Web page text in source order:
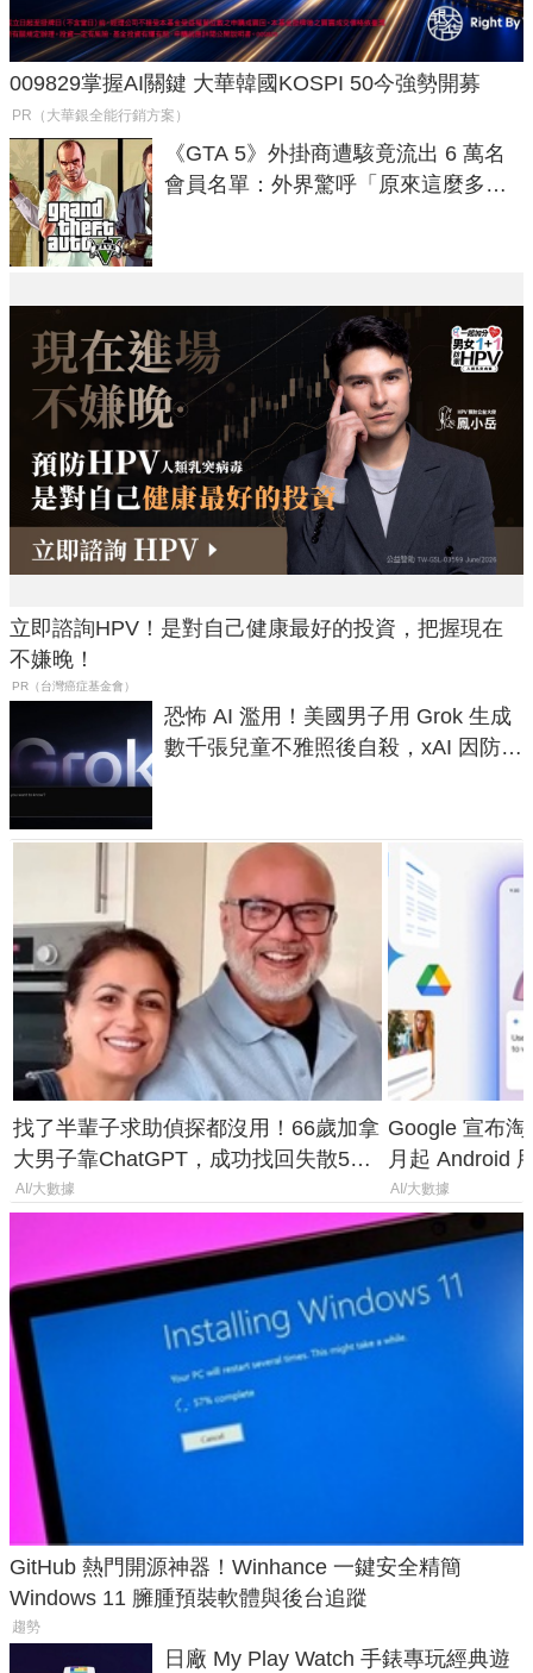
009829掌握AI關鍵 大華韓國KOSPI 50今強勢開募
PR（大華銀全能行銷方案）
《GTA 5》外掛商遭駭竟流出 6 萬名
會員名單：外界驚呼「原來這麼多人
立即諮詢HPV！是對自己健康最好的投資，把握現在
不嫌晚！
PR（台灣癌症基金會）
恐怖 AI 濫用！美國男子用 Grok 生成
數千張兒童不雅照後自殺，xAI 因防護
找了半輩子求助偵探都沒用！66歲加拿
大男子靠ChatGPT，成功找回失散50
年家人
AI/大數據
Google 宣布
月起 Android
AI/大數據
GitHub 熱門開源神器！Winhance 一鍵安全精簡
Windows 11 臃腫預裝軟體與後台追蹤
趨勢
日廠 My Play Watch 手錶專玩經典遊